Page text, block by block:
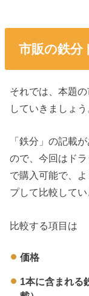
市販の鉄分
それでは、本題
していきましょう
「鉄分」の記載
ので、今回はド
で購入可能で、
プして比較してい
比較する項目は
価格
1本に含まれる